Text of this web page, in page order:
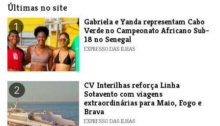
Últimas no site
1
Gabriela e Yanda representam Cabo
Verde no Campeonato Africano Sub-
18 no Senegal
EXPRESSO DAS ILHAS
2
​CV Interilhas reforça Linha
Sotavento com viagens
extraordinárias para Maio, Fogo e
Brava
EXPRESSO DAS ILHAS